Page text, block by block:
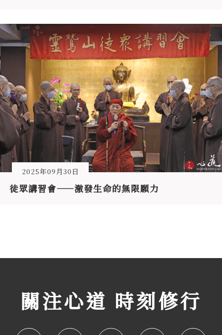
2025年09月30日
徒眾講習會——激發生命的無限願力
關注心道 時刻修行